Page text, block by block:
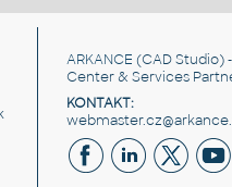
ARKANCE (CAD Studio)
Center & Services
KONTAKT: